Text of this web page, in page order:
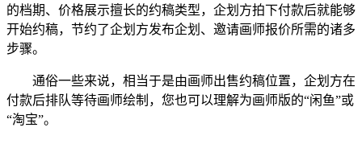
的档期、价格展示擅长的约稿类型，企划方拍下付款后就能够
开始约稿，节约了企划方发布企划、邀请画师报价所需的诸多
步骤。
通俗一些来说，相当于是由画师出售约稿位置，企划方在
付款后排队等待画师绘制，您也可以理解为画师版的“闲鱼”或
“淘宝”。